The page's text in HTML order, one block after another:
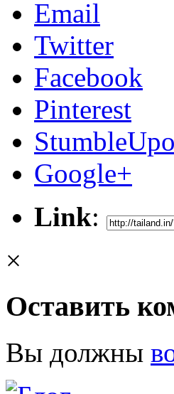
Email
Twitter
Facebook
Pinterest
Google+
Link:
×
Оставить
Вы должны